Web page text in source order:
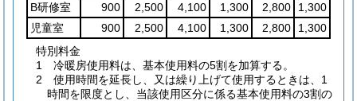
B研修室 900 2,500 4,100 1,300 2,800
1,300
児童室
900 2,500 4,100 1,300 2,800
1,300
特別料金
1 冷暖房使用料は、基本使用料の5割を加算する。
2 使用時間を延長し、又は繰り上げて使用するときは、1
時間を限度とし、当該使用区分に係る基本使用料の3割の